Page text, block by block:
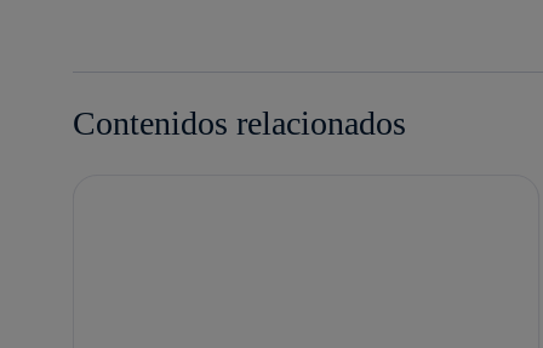
Contenidos relacionados